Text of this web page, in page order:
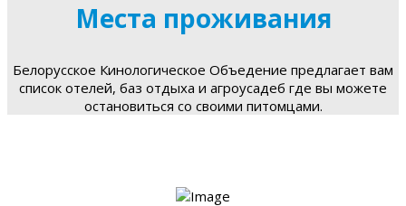
Места проживания
Белорусское Кинологическое Объедение предлагает вам
список отелей, баз отдыха и агроусадеб где вы можете
остановиться со своими питомцами.